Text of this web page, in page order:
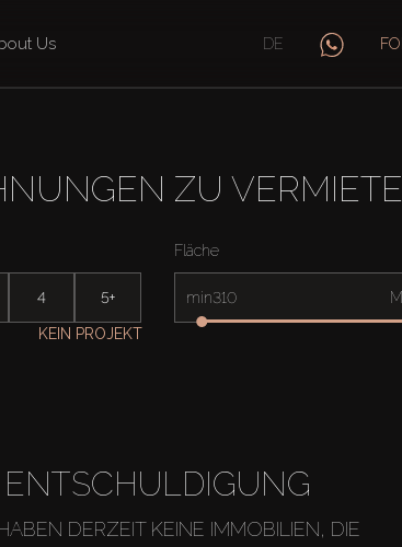
Us DE
ZU
4 5+
Fläche
min
KEIN PROJEKT
ENTSCHULDIGUNG
DERZEIT KEINE IMMOBILIEN, DIE